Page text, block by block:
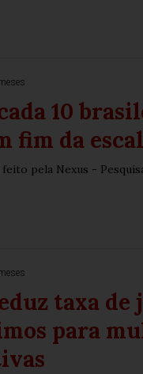
10
fim da
pela Nexus -
taxa de
para